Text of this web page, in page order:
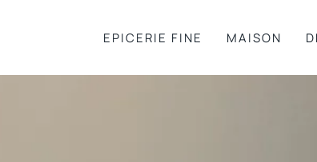
EPICERIE FINE MAISON